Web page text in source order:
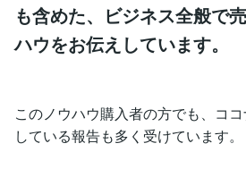
も含めた、ビジネス全般で
ハウをお伝えしています。
このノウハウ購入者の方でも、コ
している報告も多く受けています。